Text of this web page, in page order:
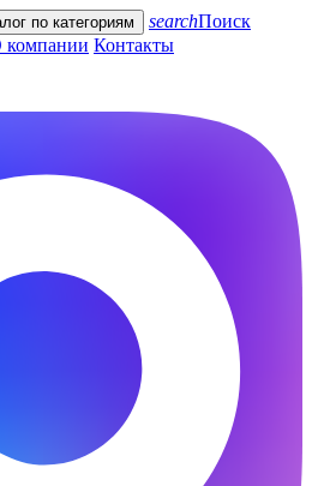
по категориям searchПоиск
компании Контакты